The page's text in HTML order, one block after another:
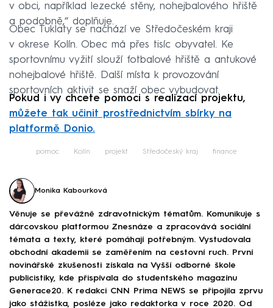
v obci, například lezecké stěny, nohejbalového hřiště
a podobně,“ doplňuje.
Obec Tuklaty se nachází ve Středočeském kraji
v okrese Kolín. Obec má přes tisíc obyvatel. Ke
sportovnímu vyžití slouží fotbalové hřiště a antukové
nohejbalové hřiště. Další místa k provozování
sportovních aktivit se snaží obec vybudovat.
Pokud i vy chcete pomoci s realizací projektu,
můžete tak učinit prostřednictvím sbírky na
platformě Donio.
pomoc Kolín projekt Středočeský kraj finance
Monika Kabourková
Věnuje se převážně zdravotnickým tématům. Komunikuje s
dárcovskou platformou Znesnáze a zpracovává sociální
témata a texty, které pomáhají potřebným. Vystudovala
obchodní akademii se zaměřením na cestovní ruch. První
novinářské zkušenosti získala na Vyšší odborné škole
publicistiky, kde přispívala do studentského magazínu
Generace20. K redakci CNN Prima NEWS se připojila zprvu
jako stážistka, posléze jako redaktorka v roce 2020. Od